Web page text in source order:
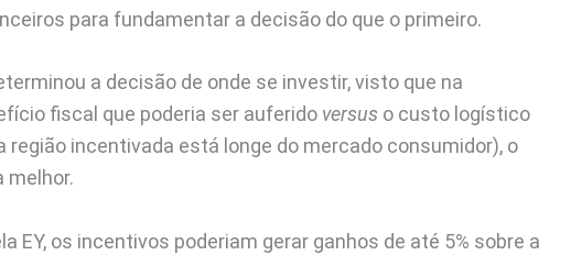
para fundamentar a decisão do que o primeiro.
a decisão de onde se investir, visto que na
fiscal que poderia ser auferido versus o custo logístico
incentivada está longe do mercado consumidor), o
melhor.
EY, os incentivos poderiam gerar ganhos de até 5% sobre a